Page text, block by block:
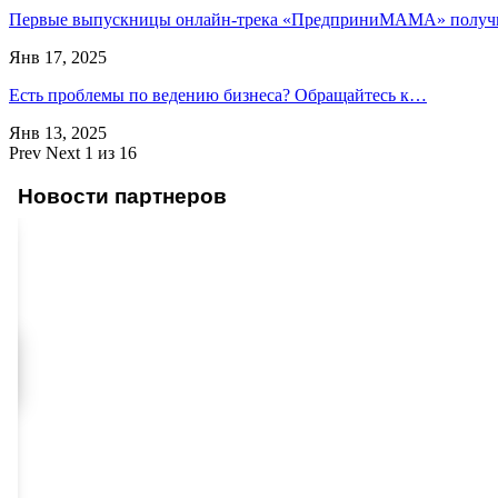
Первые выпускницы онлайн-трека «ПредприниМАМА»
Янв 17, 2025
Есть проблемы по ведению бизнеса? Обращайтесь к…
Янв 13, 2025
Prev Next 1 из 16
Новости партнеров